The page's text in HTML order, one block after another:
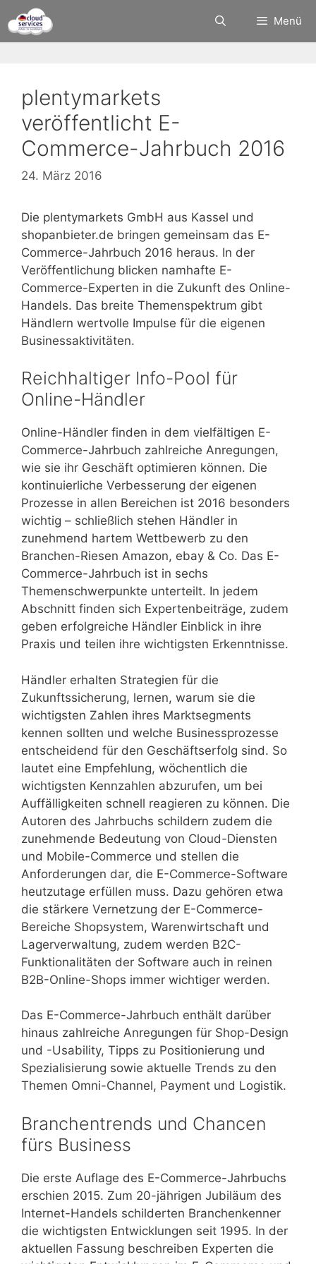
Inhalt
springen
Menü
plentymarkets
veröffentlicht E-
Commerce-Jahrbuch 2016
24. März 2016
Die plentymarkets GmbH aus Kassel und
shopanbieter.de bringen gemeinsam das E-
Commerce-Jahrbuch 2016 heraus. In der
Veröffentlichung blicken namhafte E-
Commerce-Experten in die Zukunft des Online-
Handels. Das breite Themenspektrum gibt
Händlern wertvolle Impulse für die eigenen
Businessaktivitäten.
Reichhaltiger Info-Pool für
Online-Händler
Online-Händler finden in dem vielfältigen E-
Commerce-Jahrbuch zahlreiche Anregungen,
wie sie ihr Geschäft optimieren können. Die
kontinuierliche Verbesserung der eigenen
Prozesse in allen Bereichen ist 2016 besonders
wichtig – schließlich stehen Händler in
zunehmend hartem Wettbewerb zu den
Branchen-Riesen Amazon, ebay & Co. Das E-
Commerce-Jahrbuch ist in sechs
Themenschwerpunkte unterteilt. In jedem
Abschnitt finden sich Expertenbeiträge, zudem
geben erfolgreiche Händler Einblick in ihre
Praxis und teilen ihre wichtigsten Erkenntnisse.
Händler erhalten Strategien für die
Zukunftssicherung, lernen, warum sie die
wichtigsten Zahlen ihres Marktsegments
kennen sollten und welche Businessprozesse
entscheidend für den Geschäftserfolg sind. So
lautet eine Empfehlung, wöchentlich die
wichtigsten Kennzahlen abzurufen, um bei
Auffälligkeiten schnell reagieren zu können. Die
Autoren des Jahrbuchs schildern zudem die
zunehmende Bedeutung von Cloud-Diensten
und Mobile-Commerce und stellen die
Anforderungen dar, die E-Commerce-Software
heutzutage erfüllen muss. Dazu gehören etwa
die stärkere Vernetzung der E-Commerce-
Bereiche Shopsystem, Warenwirtschaft und
Lagerverwaltung, zudem werden B2C-
Funktionalitäten der Software auch in reinen
B2B-Online-Shops immer wichtiger werden.
Das E-Commerce-Jahrbuch enthält darüber
hinaus zahlreiche Anregungen für Shop-Design
und -Usability, Tipps zu Positionierung und
Spezialisierung sowie aktuelle Trends zu den
Themen Omni-Channel, Payment und Logistik.
Branchentrends und Chancen
fürs Business
Die erste Auflage des E-Commerce-Jahrbuchs
erschien 2015. Zum 20-jährigen Jubiläum des
Internet-Handels schilderten Branchenkenner
die wichtigsten Entwicklungen seit 1995. In der
aktuellen Fassung beschreiben Experten die